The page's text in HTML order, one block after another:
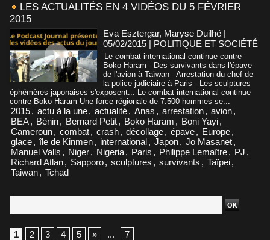
LES ACTUALITÉS EN 4 VIDÉOS DU 5 FÉVRIER
2015
Eva Esztergar, Maryse Duilhé |
05/02/2015 | POLITIQUE ET SOCIÉTÉ
Le combat international continue contre
Boko Haram - Des survivants dans l'épave
de l'avion à Taïwan - Arrestation du chef de
la police judiciaire à Paris - Les sculptures
éphémères japonaises s'exposent... Le combat international continue
contre Boko Haram Une force régionale de 7.500 hommes se...
2015, actu à la une, actualité, Anas , arrestation, avion,
BEA, Bénin, Bernard Petit, Boko Haram , Boni Yayi,
Cameroun, combat, crash, décollage, épave, Europe,
glace, île de Kinmen, international, Japon, Jo Masanet,
Manuel Valls , Niger, Nigeria, Paris , Philippe Lemaître, PJ ,
Richard Atlan, Sapporo, sculptures , survivants , Taïpei,
Taiwan, Tchad
1 2 3 4 5 » ... 7